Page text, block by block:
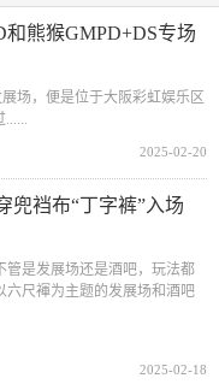
和熊猴GMPD+DS专场
场，便是位于大阪彩虹娱乐区
......
2025-02-20
兜裆布“丁字裤”入场
管是发展场还是酒吧，玩法都
六尺褌为主题的发展场和酒吧
2025-02-18